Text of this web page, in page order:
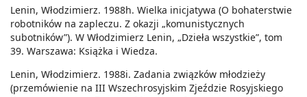
Lenin, Włodzimierz. 1988h. Wielka inicjatywa (O bohaterstwie
robotników na zapleczu. Z okazji „komunistycznych
subotników”). W Włodzimierz Lenin, „Dzieła wszystkie”, tom
39. Warszawa: Książka i Wiedza.
Lenin, Włodzimierz. 1988i. Zadania związków młodzieży
(przemówienie na III Wszechrosyjskim Zjeździe Rosyjskiego